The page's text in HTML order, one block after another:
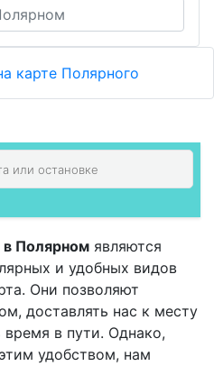
карте Полярного
в Полярном являются
и удобных видов
Они позволяют
доставлять нас к месту
время в пути. Однако,
удобством, нам